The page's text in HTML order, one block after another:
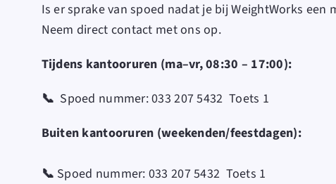
Is er sprake van spoed nadat je bij WeightWorks een
Neem direct contact met ons op.
Tijdens kantooruren (ma–vr, 08:30 – 17:00):
📞 Spoed nummer:033 207 5432 Toets 1
Buiten kantooruren (weekenden/feestdagen):
📞 Spoed nummer: 033 207 5432 Toets 1